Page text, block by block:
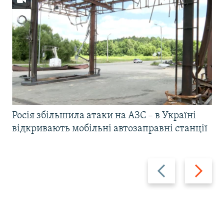
Назад Вперед
Росія збільшила атаки на АЗС – в Україні
відкривають мобільні автозаправні станції